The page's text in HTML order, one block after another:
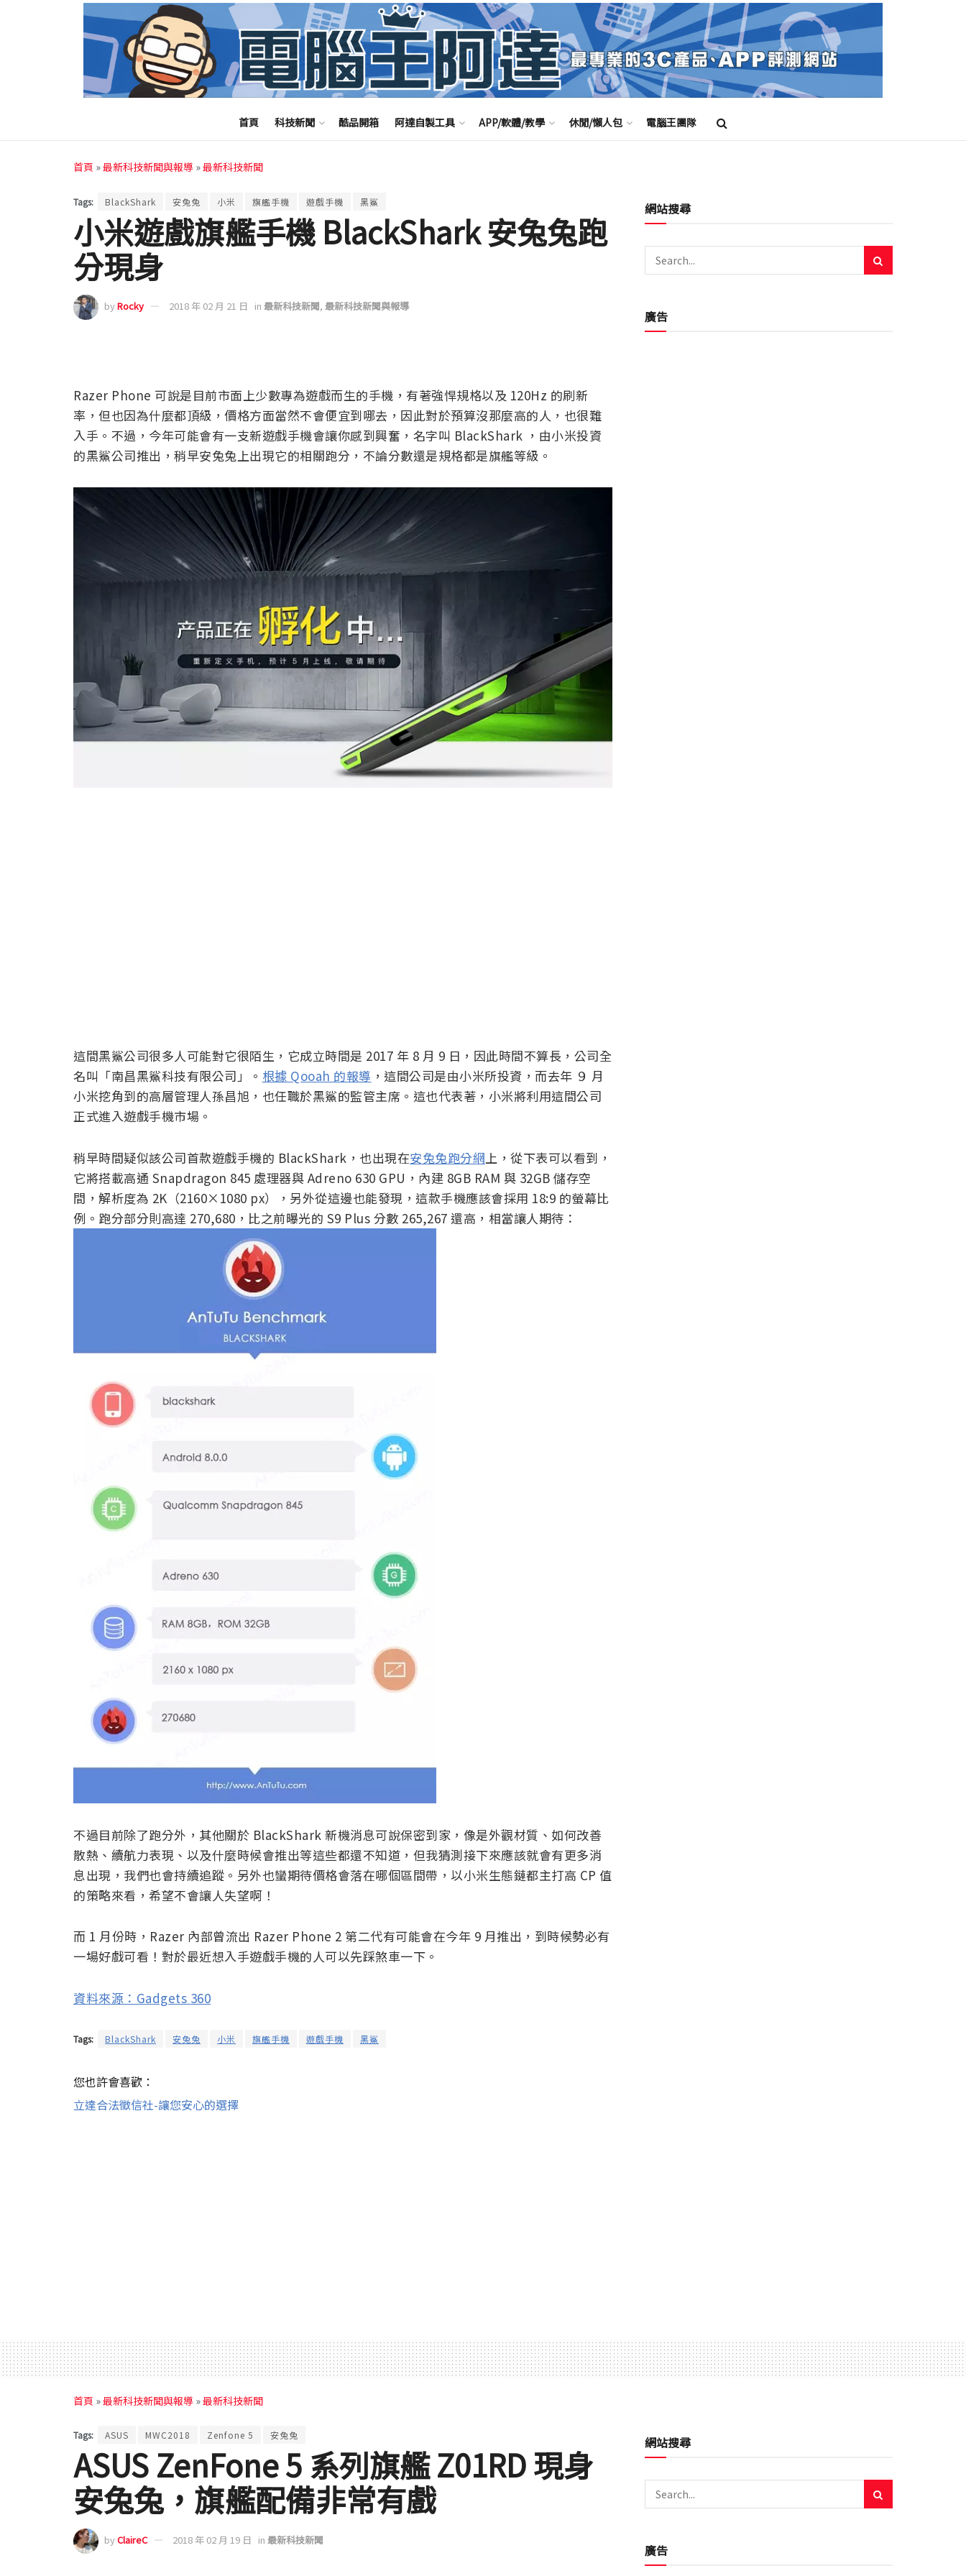
首頁 科技新聞 酷品開箱 阿達自製工具 APP/軟體/教學 休閒/懶人包 電腦王團隊
首頁 »最新科技新聞與報導 »最新科技新聞
Tags: BlackShark 安兔兔 小米 旗艦手機 遊戲手機 黑鯊
小米遊戲旗艦手機 BlackShark 安兔兔跑
分現身
byRocky 2018 年 02 月 21 日 in 最新科技新聞, 最新科技新聞與報導
Razer Phone 可說是目前市面上少數專為遊戲而生的手機，有著強悍規格以及 120Hz 的刷新
率，但也因為什麼都頂級，價格方面當然不會便宜到哪去，因此對於預算沒那麼高的人，也很難
入手。不過，今年可能會有一支新遊戲手機會讓你感到興奮，名字叫 BlackShark ，由小米投資
的黑鯊公司推出，稍早安兔兔上出現它的相關跑分，不論分數還是規格都是旗艦等級。
這間黑鯊公司很多人可能對它很陌生，它成立時間是 2017 年 8 月 9 日，因此時間不算長，公司全
名叫「南昌黑鯊科技有限公司」。 根據 Qooah 的報導 ，這間公司是由小米所投資，而去年 ９ 月
小米挖角到的高層管理人孫昌旭，也任職於黑鯊的監管主席。這也代表著，小米將利用這間公司
正式進入遊戲手機市場。
稍早時間疑似該公司首款遊戲手機的 BlackShark，也出現在安兔兔跑分網 上，從下表可以看到，
它將搭載高通 Snapdragon 845 處理器與 Adreno 630 GPU，內建 8GB RAM 與 32GB 儲存空
間，解析度為 2K（2160×1080 px），另外從這邊也能發現，這款手機應該會採用 18:9 的螢幕比
例。跑分部分則高達 270,680，比之前曝光的 S9 Plus 分數 265,267 還高，相當讓人期待：
不過目前除了跑分外，其他關於 BlackShark 新機消息可說保密到家，像是外觀材質、如何改善
散熱、續航力表現、以及什麼時候會推出等這些都還不知道，但我猜測接下來應該就會有更多消
息出現，我們也會持續追蹤。另外也蠻期待價格會落在哪個區間帶，以小米生態鏈都主打高 CP 值
的策略來看，希望不會讓人失望啊！
而 1 月份時，Razer 內部曾流出 Razer Phone 2 第二代有可能會在今年 9 月推出，到時候勢必有
一場好戲可看！對於最近想入手遊戲手機的人可以先踩煞車一下。
資料來源：Gadgets 360
Tags: BlackShark 安兔兔 小米 旗艦手機 遊戲手機 黑鯊
您也許會喜歡：
立達合法徵信社-讓您安心的選擇
網站搜尋
廣告
首頁 »最新科技新聞與報導 »最新科技新聞
Tags: ASUS MWC2018 Zenfone 5 安兔兔
ASUS ZenFone 5 系列旗艦 Z01RD 現身
安兔兔，旗艦配備非常有戲
byClaireC 2018 年 02 月 19 日 in 最新科技新聞
網站搜尋
廣告